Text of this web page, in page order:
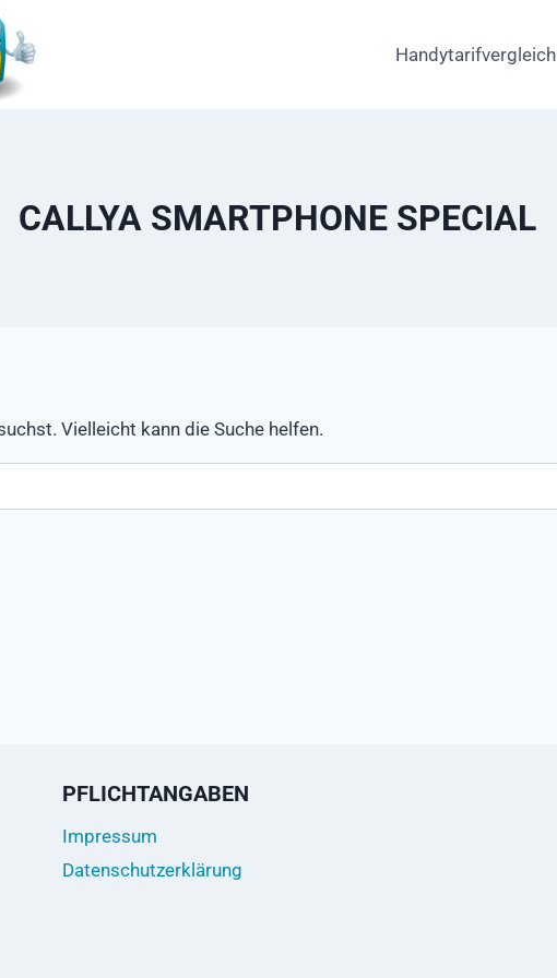
Handytarifvergleich
CALLYA SMARTPHONE SPECIAL
Vielleicht kann die Suche helfen.
PFLICHTANGABEN
Impressum
Datenschutzerklärung